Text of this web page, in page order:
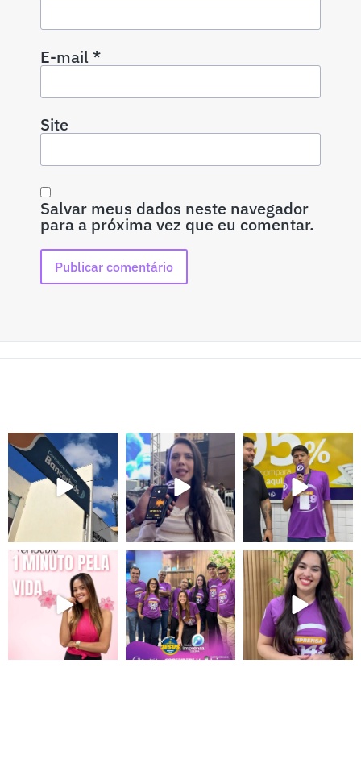
E-mail*
Site
Salvar meus dados neste navegador
para a próxima vez que eu comentar.